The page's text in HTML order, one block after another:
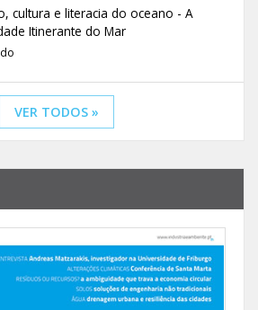
cultura e literacia do oceano - A
Itinerante do Mar
VER TODOS »